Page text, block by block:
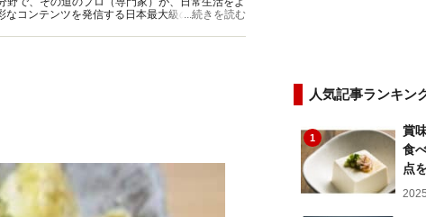
コンテンツを発信する日本最大級の総合情報サ
...続きを読む
人気記事ランキン
1
賞
食
点